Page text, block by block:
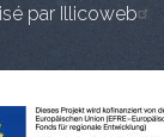
par Illicoweb